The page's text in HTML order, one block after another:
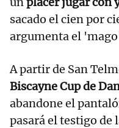
sacado el cien por
argumenta el
A partir de San
Biscayne Cup de
abandone el
pasará el testigo de